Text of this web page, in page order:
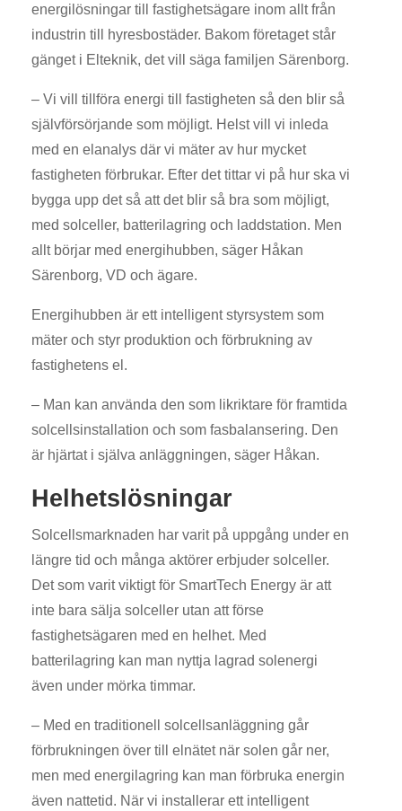
energilösningar till fastighetsägare inom allt från
industrin till hyresbostäder. Bakom företaget står
gänget i Elteknik, det vill säga familjen Särenborg.
– Vi vill tillföra energi till fastigheten så den blir så
självförsörjande som möjligt. Helst vill vi inleda
med en elanalys där vi mäter av hur mycket
fastigheten förbrukar. Efter det tittar vi på hur ska vi
bygga upp det så att det blir så bra som möjligt,
med solceller, batterilagring och laddstation. Men
allt börjar med energihubben, säger Håkan
Särenborg, VD och ägare.
Energihubben är ett intelligent styrsystem som
mäter och styr produktion och förbrukning av
fastighetens el.
– Man kan använda den som likriktare för framtida
solcellsinstallation och som fasbalansering. Den
är hjärtat i själva anläggningen, säger Håkan.
Helhetslösningar
Solcellsmarknaden har varit på uppgång under en
längre tid och många aktörer erbjuder solceller.
Det som varit viktigt för SmartTech Energy är att
inte bara sälja solceller utan att förse
fastighetsägaren med en helhet. Med
batterilagring kan man nyttja lagrad solenergi
även under mörka timmar.
– Med en traditionell solcellsanläggning går
förbrukningen över till elnätet när solen går ner,
men med energilagring kan man förbruka energin
även nattetid. När vi installerar ett intelligent